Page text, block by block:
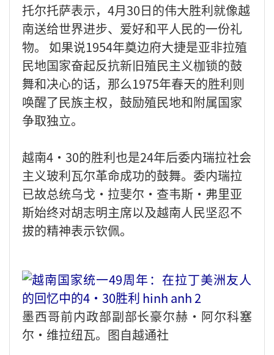
托尔托萨表示，4月30日的伟大胜利就像越
南送给世界进步、爱好和平人民的一份礼
物。 如果说1954年奠边府大捷是亚非拉殖
民地国家奋起反抗新旧殖民主义枷锁的鼓
舞和决心的话，那么1975年春天的胜利则
唤醒了民族主权，鼓励殖民地和附属国家
争取独立。
越南4·30的胜利也是24年后委内瑞拉社会
主义玻利瓦尔革命成功的鼓舞。委内瑞拉
已故总统乌戈·拉斐尔·查韦斯·弗里亚
斯始终对胡志明主席以及越南人民坚忍不
拔的精神表示钦佩。
墨西哥前内政部副部长豪尔赫·阿尔科塞
尔·维拉纽瓦。图自越通社